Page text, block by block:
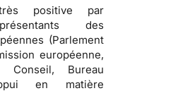
positive par
des
(Parlement
européenne,
Conseil, Bureau
en matière